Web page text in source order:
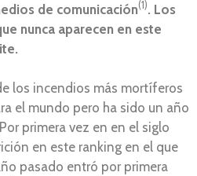
de comunicación(1). Los
nunca aparecen en este
los incendios más mortíferos
el mundo pero ha sido un año
primera vez en en el siglo
en este ranking en el que
pasado entró por primera